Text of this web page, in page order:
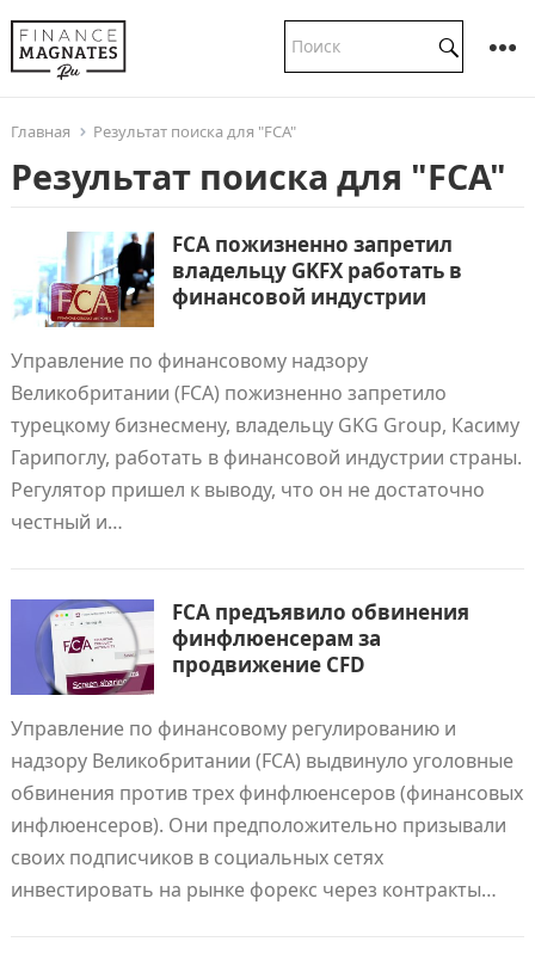
Главная Результат поиска для "FCA"
Результат поиска для "FCA"
FCA пожизненно запретил
владельцу GKFX работать в
финансовой индустрии
Управление по финансовому надзору
Великобритании (FCA) пожизненно запретило
турецкому бизнесмену, владельцу GKG Group, Касиму
Гарипоглу, работать в финансовой индустрии страны.
Регулятор пришел к выводу, что он не достаточно
честный и…
FCA предъявило обвинения
финфлюенсерам за
продвижение CFD
Управление по финансовому регулированию и
надзору Великобритании (FCA) выдвинуло уголовные
обвинения против трех финфлюенсеров (финансовых
инфлюенсеров). Они предположительно призывали
своих подписчиков в социальных сетях
инвестировать на рынке форекс через контракты…